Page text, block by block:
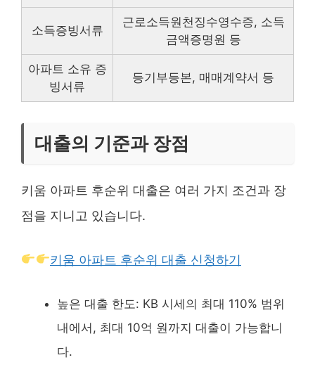
소득증빙서류
근로소득원천징수영수증, 소득
금액증명원 등
아파트 소유 증
빙서류
등기부등본, 매매계약서 등
대출의 기준과 장점
키움 아파트 후순위 대출은 여러 가지 조건과 장
점을 지니고 있습니다.
키움 아파트 후순위 대출 신청하기
높은 대출 한도: KB 시세의 최대 110% 범위
내에서, 최대 10억 원까지 대출이 가능합니
다.